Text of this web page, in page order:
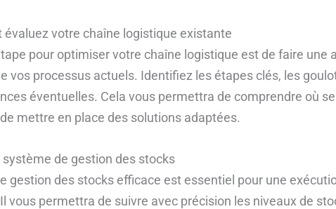
évaluez votre chaîne logistique existante
pour optimiser votre chaîne logistique est de faire une
vos processus actuels. Identifiez les étapes clés, les
éventuelles. Cela vous permettra de comprendre où
mettre en place des solutions adaptées.
système de gestion des stocks
gestion des stocks efficace est essentiel pour une
vous permettra de suivre avec précision les niveaux de